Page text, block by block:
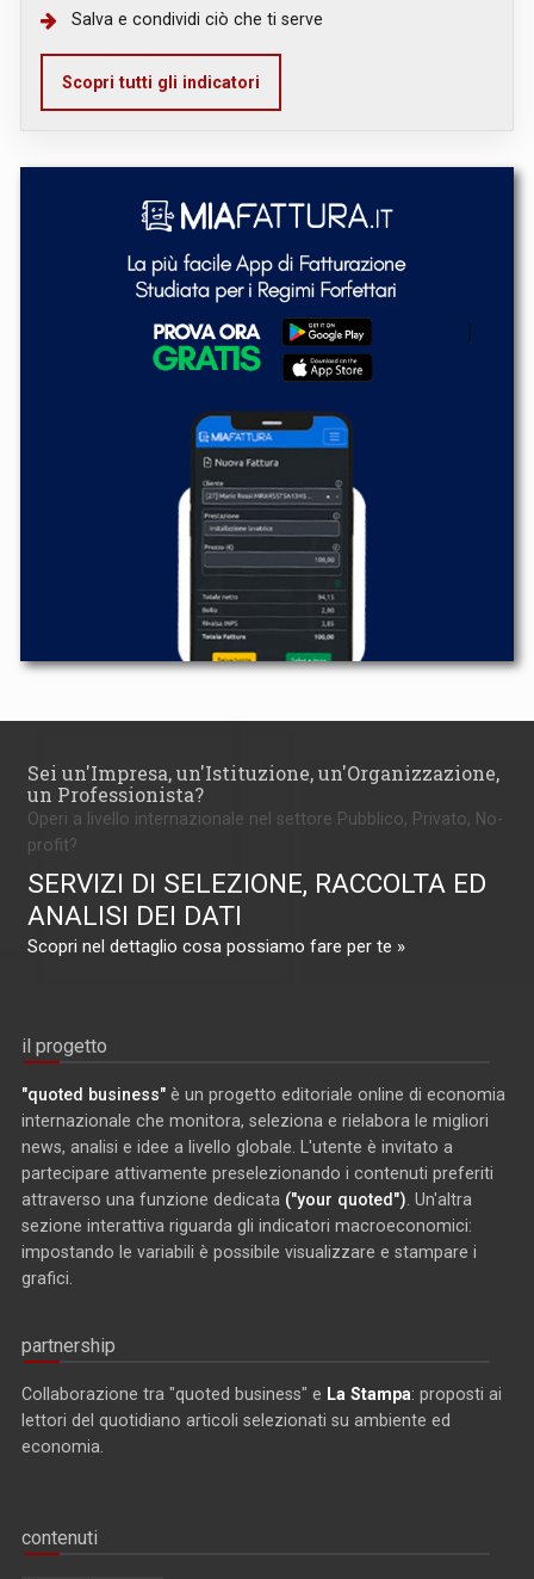
Salva e condividi ciò che ti serve
Scopri tutti gli indicatori
Sei un'Impresa, un'Istituzione, un'Organizzazione,
un Professionista?
Operi a livello internazionale nel settore Pubblico, Privato, No-
profit?
SERVIZI DI SELEZIONE, RACCOLTA ED
ANALISI DEI DATI
Scopri nel dettaglio cosa possiamo fare per te »
il progetto
"quoted business" è un progetto editoriale online di economia
internazionale che monitora, seleziona e rielabora le migliori
news, analisi e idee a livello globale. L'utente è invitato a
partecipare attivamente preselezionando i contenuti preferiti
attraverso una funzione dedicata ("your quoted") . Un'altra
sezione interattiva riguarda gli indicatori macroeconomici:
impostando le variabili è possibile visualizzare e stampare i
grafici.
partnership
Collaborazione tra "quoted business" e La Stampa: proposti ai
lettori del quotidiano articoli selezionati su ambiente ed
economia.
contenuti